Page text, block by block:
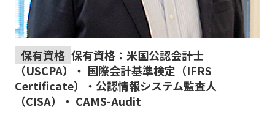
保有資格 保有資格：米国公認会計士
（USCPA）・ 国際会計基準検定（IFRS
Certificate）・公認情報システム監査人
（CISA）・ CAMS-Audit